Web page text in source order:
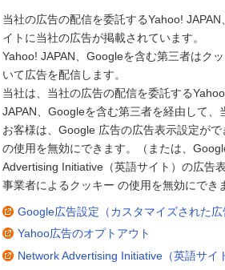
当社の広告の配信を委託するYahoo!
イトに当社の広告が掲載されています。
Yahoo! JAPAN、Googleを含む第三者はク
いて広告を配信します。
当社は、当社の広告の配信を委託する
JAPAN、Googleを含む第三者を経由して、
お客様は、Google 広告の広告表示設定が
の使用を無効にできます。（または、
Advertising Initiative（英語サイト）の広告
事業者によるクッキー の使用を無効にでき
Google広告設定（カスタマイズされた広
Yahoo広告のオプトアウト
Network Advertising Initiative（英語サイ